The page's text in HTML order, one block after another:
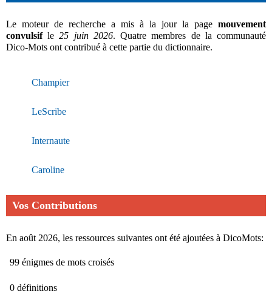
Le moteur de recherche a mis à la jour la page mouvement
convulsifle25 juin 2026. Quatre membres de la communauté
Dico-Mots ont contribué à cette partie du dictionnaire.
Champier
LeScribe
Internaute
Caroline
Vos Contributions
En août 2026, les ressources suivantes ont été ajoutées à DicoMots:
99 énigmes de mots croisés
0 définitions